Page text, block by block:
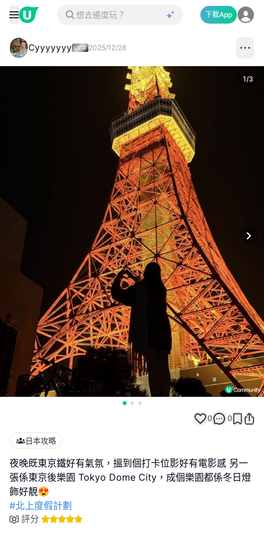
下載App
Cyyyyyyy 2025/12/28
1/3
0 0
日本攻略
夜晚既東京鐵好有氣氛，搵到個打卡位影好有電影感 另一
張係東京後樂園 Tokyo Dome City，成個樂園都係冬日燈
#北上度假計劃
評分